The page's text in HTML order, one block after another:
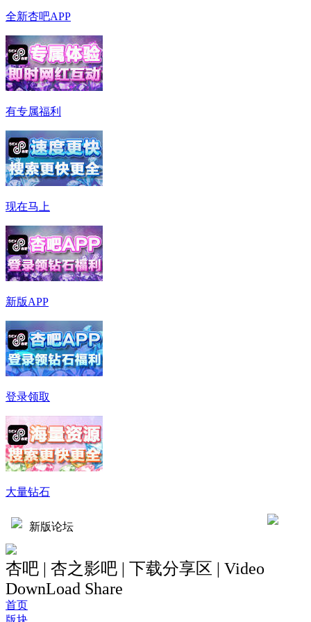
全新杏吧APP
有专属福利
现在马上
新版APP
登录领取
大量钻石
新版论坛
杏吧 | 杏之影吧 | 下载分享区 | Video
DownLoad Share
首页
版块